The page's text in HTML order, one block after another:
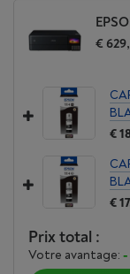
€
€
€
Prix total :
Votre avantage: -